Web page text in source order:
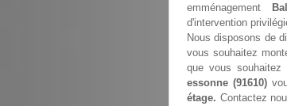
emménagement
d'intervention
Nous disposons de
vous souhaitez
que vous souhaitez
essonne (91610)
étage. Contactez